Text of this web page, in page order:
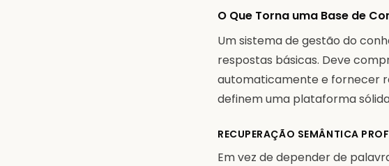
O Que Torna uma Base de
Um sistema de gestão do
respostas básicas. Deve
automaticamente e fornecer
definem uma plataforma
RECUPERAÇÃO SEMÂNTICA
Em vez de depender de